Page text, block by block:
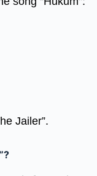
Jailer”.